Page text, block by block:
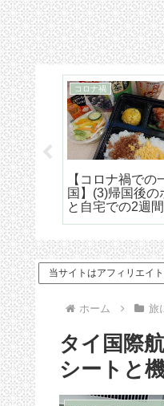
でオ
人気
菜創
ラン
住まい探し
チェンマイ長期
ための住まい探
うやろう エリ
当サイトはアフィリエイ
ホーム 旅
タイ国際
シートと